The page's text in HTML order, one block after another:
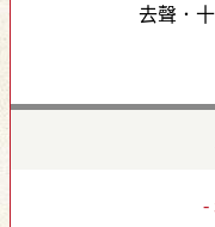
去聲．
-